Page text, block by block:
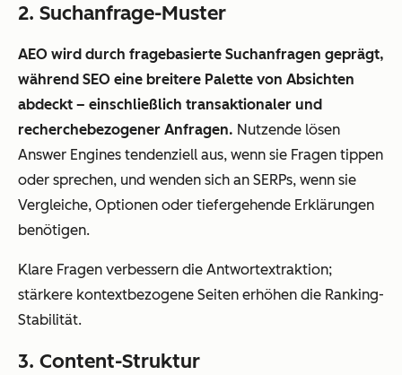
2. Suchanfrage-Muster
AEO wird durch fragebasierte Suchanfragen geprägt,
während SEO eine breitere Palette von Absichten
abdeckt – einschließlich transaktionaler und
recherchebezogener Anfragen. Nutzende lösen
Answer Engines tendenziell aus, wenn sie Fragen tippen
oder sprechen, und wenden sich an SERPs, wenn sie
Vergleiche, Optionen oder tiefergehende Erklärungen
benötigen.
Klare Fragen verbessern die Antwortextraktion;
stärkere kontextbezogene Seiten erhöhen die Ranking-
Stabilität.
3. Content-Struktur